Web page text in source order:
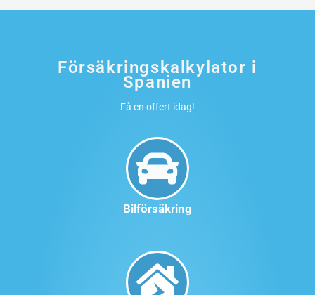
Försäkringskalkylator i
Spanien
Få en offert idag!
Bilförsäkring